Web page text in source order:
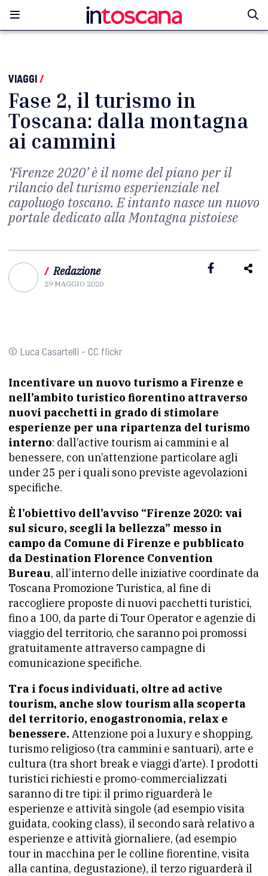
VIAGGI/
Fase 2, il turismo in
Toscana: dalla montagna
ai cammini
‘Firenze 2020’ è il nome del piano per il
rilancio del turismo esperienziale nel
capoluogo toscano. E intanto nasce un nuovo
portale dedicato alla Montagna pistoiese
/ Redazione
29 MAGGIO 2020
© Luca Casartelli - CC flickr
Incentivare un nuovo turismo a Firenze e
nell’ambito turistico fiorentino attraverso
nuovi pacchetti in grado di stimolare
esperienze per una ripartenza del turismo
interno: dall’active tourism ai cammini e al
benessere, con un’attenzione particolare agli
under 25 per i quali sono previste agevolazioni
specifiche.
È l’obiettivo dell’avviso “Firenze 2020: vai
sul sicuro, scegli la bellezza” messo in
campo da Comune di Firenze e pubblicato
da Destination Florence Convention
Bureau, all’interno delle iniziative coordinate da
Toscana Promozione Turistica, al fine di
raccogliere proposte di nuovi pacchetti turistici,
fino a 100, da parte di Tour Operator e agenzie di
viaggio del territorio, che saranno poi promossi
gratuitamente attraverso campagne di
comunicazione specifiche.
Tra i focus individuati, oltre ad active
tourism, anche slow tourism alla scoperta
del territorio, enogastronomia, relax e
benessere. Attenzione poi a luxury e shopping,
turismo religioso (tra cammini e santuari), arte e
cultura (tra short break e viaggi d’arte). I prodotti
turistici richiesti e promo-commercializzati
saranno di tre tipi: il primo riguarderà le
esperienze e attività singole (ad esempio visita
guidata, cooking class), il secondo sarà relativo a
esperienze e attività giornaliere, (ad esempio
tour in macchina per le colline fiorentine, visita
alla cantina, degustazione), il terzo riguarderà il